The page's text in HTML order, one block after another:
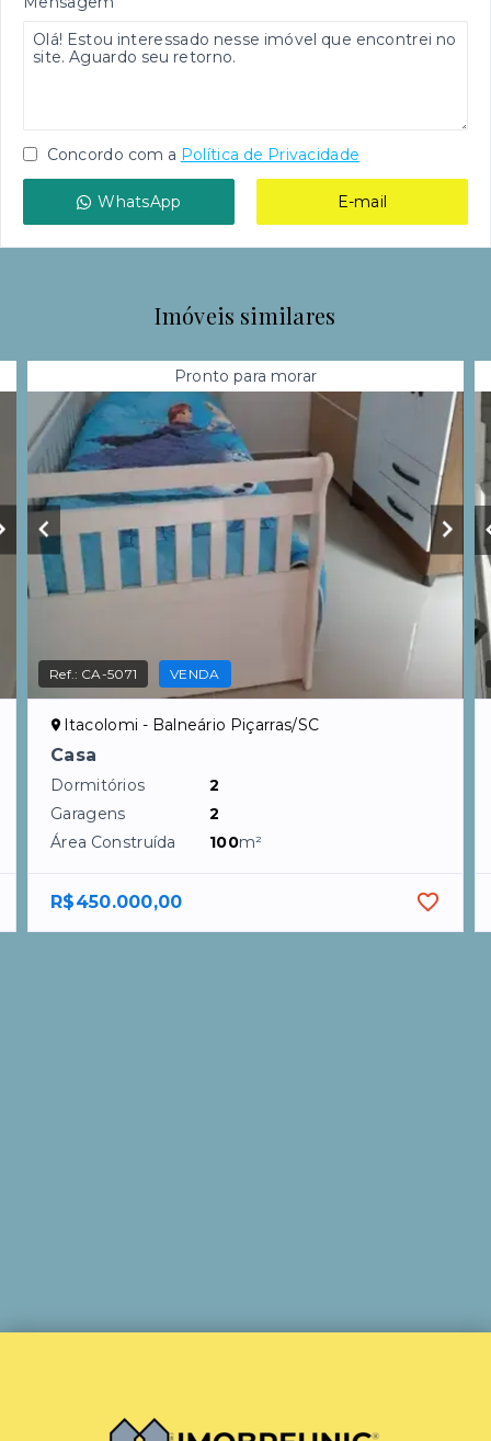
Concordo com a Política de Privacidade
WhatsApp E-mail
Imóveis similares
Pronto para morar
Ref.: CA-5071 VENDA
Itacolomi - Balneário Piçarras/SC
Casa
Dormitórios
2
Garagens
2
Área Construída
100m²
R$450.000,00